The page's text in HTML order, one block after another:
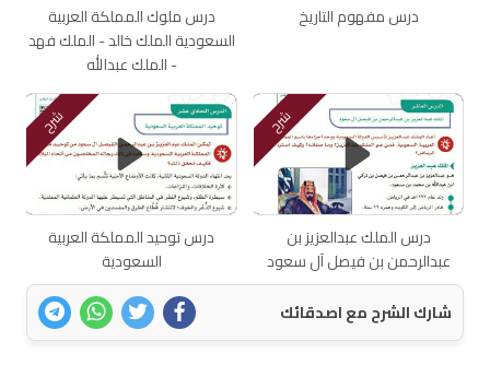
درس مفهوم التاريخ
درس ملوك المملكة العربية
السعودية الملك خالد - الملك فهد
- الملك عبدالله
شرح
درس الملك عبدالعزيز بن
عبدالرحمن بن فيصل آل سعود
شرح
درس توحيد المملكة العربية
السعودية
شارك الشرح مع اصدقائك